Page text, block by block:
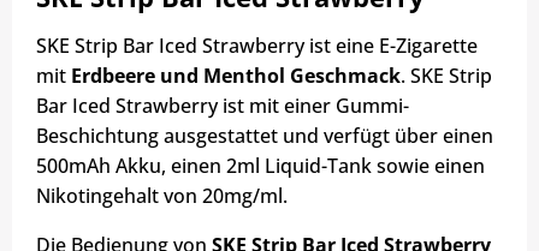
SKE Strip Bar Iced Strawberry ist eine E-Zigarette
mit Erdbeere und Menthol Geschmack. SKE Strip
Bar Iced Strawberry ist mit einer Gummi-
Beschichtung ausgestattet und verfügt über einen
500mAh Akku, einen 2ml Liquid-Tank sowie einen
Nikotingehalt von 20mg/ml.
Die Bedienung von SKE Strip Bar Iced Strawberry